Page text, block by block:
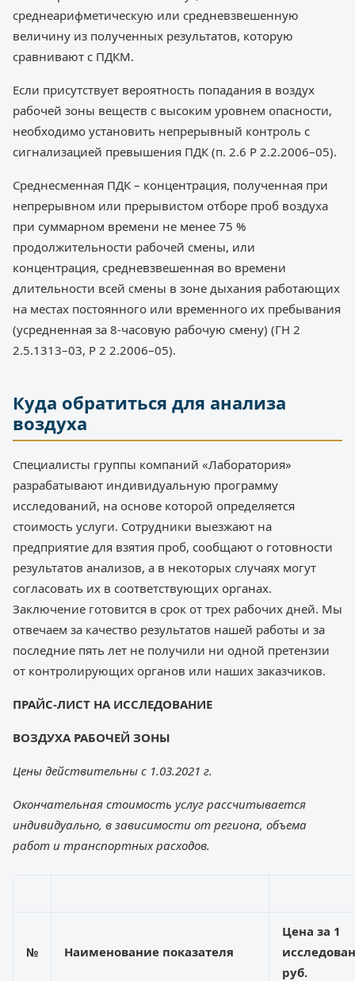
среднеарифметическую или средневзвешенную
величину из полученных результатов, которую
сравнивают с ПДКМ.
Если присутствует вероятность попадания в воздух
рабочей зоны веществ с высоким уровнем опасности,
необходимо установить непрерывный контроль с
сигнализацией превышения ПДК (п. 2.6 Р 2.2.2006–05).
Среднесменная ПДК – концентрация, полученная при
непрерывном или прерывистом отборе проб воздуха
при суммарном времени не менее 75 %
продолжительности рабочей смены, или
концентрация, средневзвешенная во времени
длительности всей смены в зоне дыхания работающих
на местах постоянного или временного их пребывания
(усредненная за 8-часовую рабочую смену) (ГН 2
2.5.1313–03, Р 2 2.2006–05).
Куда обратиться для анализа
воздуха
Специалисты группы компаний «Лаборатория»
разрабатывают индивидуальную программу
исследований, на основе которой определяется
стоимость услуги. Сотрудники выезжают на
предприятие для взятия проб, сообщают о готовности
результатов анализов, а в некоторых случаях могут
согласовать их в соответствующих органах.
Заключение готовится в срок от трех рабочих дней. Мы
отвечаем за качество результатов нашей работы и за
последние пять лет не получили ни одной претензии
от контролирующих органов или наших заказчиков.
ПРАЙС-ЛИСТ НА ИССЛЕДОВАНИЕ
ВОЗДУХА РАБОЧЕЙ ЗОНЫ
Цены действительны с 1.03.2021 г.
Окончательная стоимость услуг рассчитывается
индивидуально, в зависимости от региона, объема
работ и транспортных расходов.
№ Наименование показателя
Цена за 1
руб.